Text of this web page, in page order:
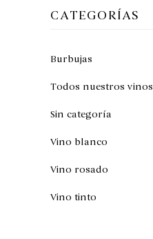
CATEGORÍAS
Burbujas
Todos nuestros vinos
Sin categoría
Vino blanco
Vino rosado
Vino tinto